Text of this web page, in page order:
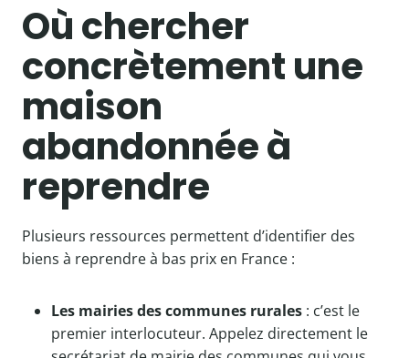
Où chercher
concrètement une
maison
abandonnée à
reprendre
Plusieurs ressources permettent d’identifier des
biens à reprendre à bas prix en France :
Les mairies des communes rurales : c’est le
premier interlocuteur. Appelez directement le